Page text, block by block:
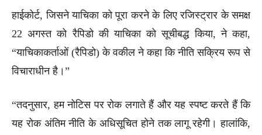
हाईकोर्ट, जिसने याचिका को पूरा करने के लिए रजिस्ट्रार के समक्ष
22 अगस्त को रैपिडो की याचिका को सूचीबद्ध किया, ने कहा,
“याचिकाकर्ताओं (रैपिडो) के वकील ने कहा कि नीति सक्रिय रूप से
विचाराधीन है।”
“तदनुसार, हम नोटिस पर रोक लगाते हैं और यह स्पष्ट करते हैं कि
यह रोक अंतिम नीति के अधिसूचित होने तक लागू रहेगी। हालांकि,